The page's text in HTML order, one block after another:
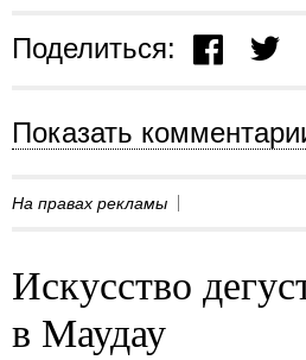
Поделиться:
Показать
На правах рекламы
Искусство
в Маудау